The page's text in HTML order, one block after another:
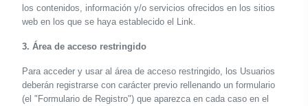
los contenidos, información y/o servicios ofrecidos en los sitios
web en los que se haya establecido el Link.
3. Área de acceso restringido
Para acceder y usar al área de acceso restringido, los Usuarios
deberán registrarse con carácter previo rellenando un formulario
(el "Formulario de Registro") que aparezca en cada caso en el